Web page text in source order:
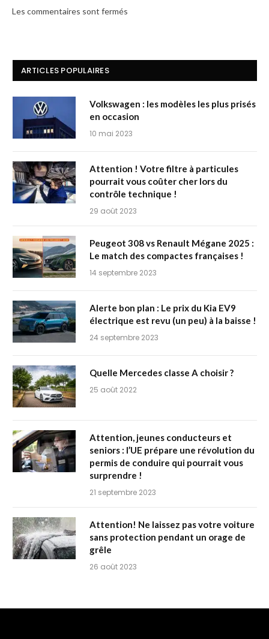
Les commentaires sont fermés
ARTICLES POPULAIRES
Volkswagen : les modèles les plus prisés
en occasion
10 mai 2023
Attention ! Votre filtre à particules
pourrait vous coûter cher lors du
contrôle technique !
29 août 2023
Peugeot 308 vs Renault Mégane 2025 :
Le match des compactes françaises !
14 septembre 2023
Alerte bon plan : Le prix du Kia EV9
électrique est revu (un peu) à la baisse !
24 septembre 2023
Quelle Mercedes classe A choisir ?
25 août 2022
Attention, jeunes conducteurs et
seniors : l’UE prépare une révolution du
permis de conduire qui pourrait vous
surprendre !
21 septembre 2023
Attention! Ne laissez pas votre voiture
sans protection pendant un orage de
grêle
26 août 2023